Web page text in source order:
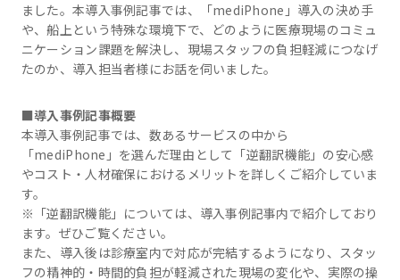
ました。本導入事例記事では、「mediPhone」導入の決め手
や、船上という特殊な環境下で、どのように医療現場のコミュ
ニケーション課題を解決し、現場スタッフの負担軽減につなげ
たのか、導入担当者様にお話を伺いました。
■導入事例記事概要
本導入事例記事では、数あるサービスの中から
「mediPhone」を選んだ理由として「逆翻訳機能」の安心感
やコスト・人材確保におけるメリットを詳しくご紹介していま
す。
※「逆翻訳機能」については、導入事例記事内で紹介しており
ます。ぜひご覧ください。
また、導入後は診療室内で対応が完結するようになり、スタッ
フの精神的・時間的負担が軽減された現場の変化や、実際の操